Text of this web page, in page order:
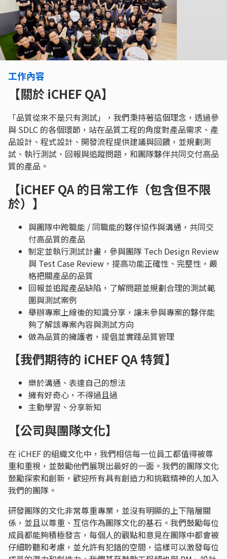
工作內容
【關於 iCHEF QA】
「品質從來不是只有測試」，我們秉持著這個理念，透過參
與 SDLC 的各個環節，站在品質工程的角度對產品需求、產
品設計、程式設計、開發流程提供建議與回饋，並規劃測
試、執行測試、回報與追蹤問題，和團隊夥伴共同交付高品
質的產品。
【iCHEF QA 的日常工作（包含但不限
於）】
與團隊中跨職能 / 同職能的夥伴協作與溝通，共同交
付高品質的產品
制定並執行測試計畫，參與團隊 Tech Design Review
與 Test Case Review，提高功能正確性、完整性，嚴
格把關產品的品質
回報並追蹤產品缺陷，了解問題並規劃合理的測試範
圍與測試案例
舉辦專案上線後的知識分享，讓未參與專案的夥伴能
夠了解該專案內容與測試方向
做為品質的擁護者，提倡並實踐品質管理
【我們期待的 iCHEF QA 特質】
樂於溝通、表達自己的想法
擁有好奇心，不得過且過
主動學習、分享新知
【公司與團隊文化】
在 iCHEF 的組織文化中，我們相信每一位員工都值得被尊
重和重視，並鼓勵他們展現出最好的一面。我們的團隊文化
鼓勵探索和創新，歡迎所有具有創造力和挑戰精神的人加入
我們的團隊。
研發團隊的文化非常尊重專業，並沒有明顯的上下階層關
係，並且以尊重、互信作為團隊文化的基石。我們鼓勵每位
成員都能夠積極發言，每個人的觀點和意見在團隊中都會被
仔細聆聽和考慮，並允許有犯錯的空間，這樣可以激發每位